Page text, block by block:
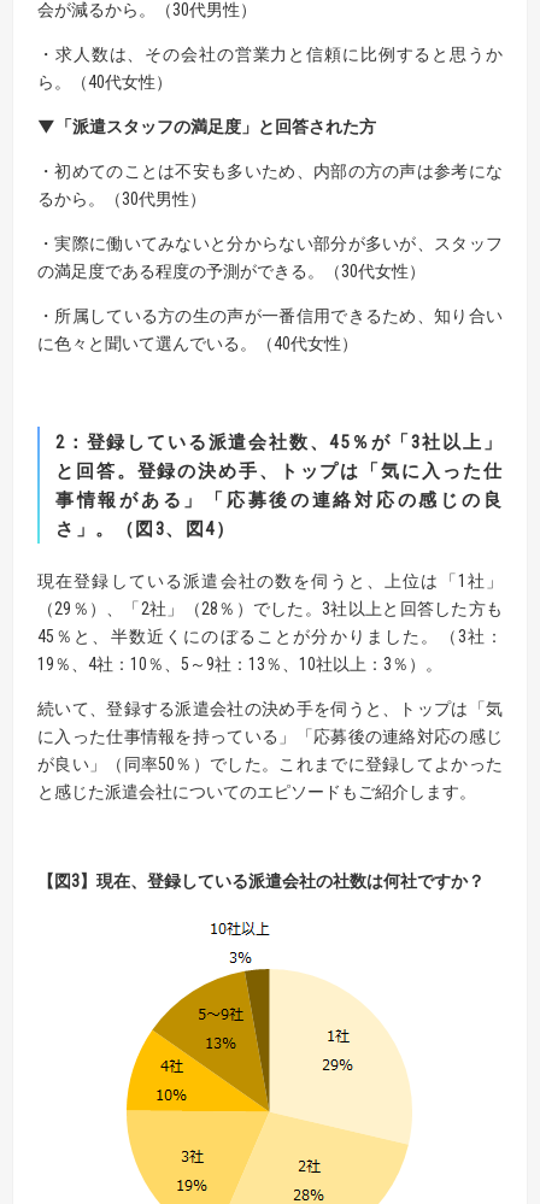
会が減るから。（30代男性）
・求人数は、その会社の営業力と信頼に比例すると思うか
ら。（40代女性）
▼「派遣スタッフの満足度」と回答された方
・初めてのことは不安も多いため、内部の方の声は参考にな
るから。（30代男性）
・実際に働いてみないと分からない部分が多いが、スタッフ
の満足度である程度の予測ができる。（30代女性）
・所属している方の生の声が一番信用できるため、知り合い
に色々と聞いて選んでいる。（40代女性）
2 ： 登録している派遣会社数、45 ％が「3社以上」
と回答。 登録の決め手、トップは「気に入った仕
事情報がある」「応募後の連絡対応の感じの良
さ」。（図3、図4）
現在登録している派遣会社の数を伺うと、上位は「1社」
（29％）、「2社」（28％）でした。3社以上と回答した方も
45％と、半数近くにのぼることが分かりました。（3社：
19％、4社：10％、5～9社：13％、10社以上：3％）。
続いて、登録する派遣会社の決め手を伺うと、トップは「気
に入った仕事情報を持っている」「応募後の連絡対応の感じ
が良い」（同率50％）でした。これまでに登録してよかった
と感じた派遣会社についてのエピソードもご紹介します。
【 図3】 現在、登録している派遣会社の社数は何社ですか？